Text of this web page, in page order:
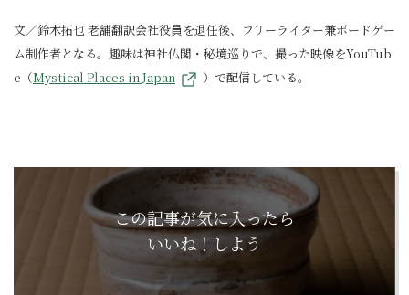
文／鈴木拓也 老舗翻訳会社役員を退任後、フリーライター兼ボードゲー
ム制作者となる。趣味は神社仏閣・秘境巡りで、撮った映像をYouTub
e（Mystical Places in Japan ）で配信している。
この記事が気に入ったら
いいね！しよう